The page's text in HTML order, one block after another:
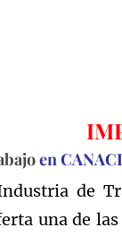
en
de
una de